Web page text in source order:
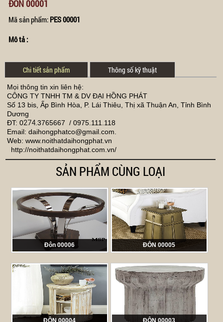
ĐÔN 00001
Mã sản phẩm: PES 00001
Mô tả :
Chi tiết sản phẩm Thông số kỹ thuật
Mọi thông tin xin liên hệ:
CÔNG TY TNHH TM & DV ĐẠI HỒNG PHÁT
Số 13 bis, Ấp Bình Hòa, P. Lái Thiêu, Thị xã Thuận An, Tỉnh Bình
Dương
ĐT: 0274.3765667 / 0975.111.118
Email: daihongphatco@gmail.com.
Web: www.noithatdaihongphat.vn
http://noithatdaihongphat.com.vn/
SẢN PHẨM CÙNG LOẠI
Đôn 00006 ĐÔN 00005